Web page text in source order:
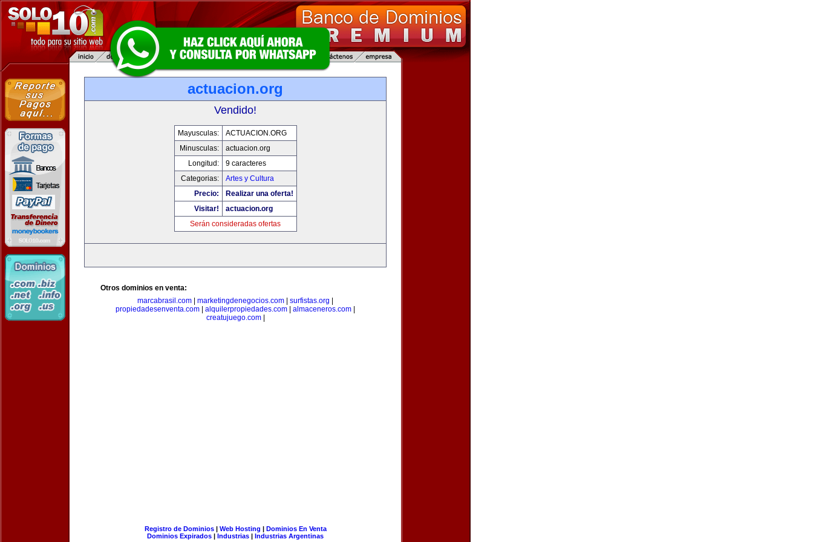
actuacion.org
Vendido!
Mayusculas:
ACTUACION.ORG
Minusculas:
actuacion.org
Longitud:
9 caracteres
Categorias:
Artes y Cultura
Precio:
Realizar una oferta!
Visitar!
actuacion.org
Serán consideradas ofertas
Otros dominios en venta:
marcabrasil.com
marketingdenegocios.com surfistas.org
propiedadesenventa.com
alquilerpropiedades.com almaceneros.com
creatujuego.com|
Registro de Dominios| Web Hosting | Dominios En Venta
Dominios Expirados | Industrias | Industrias Argentinas